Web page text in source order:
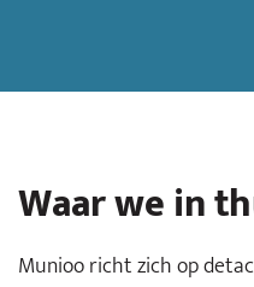
Waar we in
Munioo richt zich op